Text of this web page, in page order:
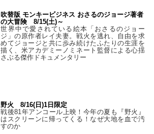
吹替版 モンキービジネス おさるのジョージ著者
の大冒険 8/15(土)～
世界中で愛されている絵本「おさるのジョー
ジ」の原作者レイ夫妻。戦火を逃れ、自由を求
めてジョージと共に歩み続けたふたりの生涯を
描く、米アカデミーノミネート監督による心揺
さぶる傑作ドキュメンタリー
野火 8/16(日)1日限定
戦後81年アンコール上映！今年の夏も『野火』
はスクリーンに帰ってくる！なぜ大地を血で汚
すのか